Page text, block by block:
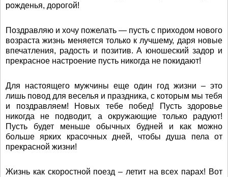
рожденья, дорогой!
Поздравляю и хочу пожелать — пусть с приходом нового
возраста жизнь меняется только к лучшему, даря новые
впечатления, радость и позитив. А юношеский задор и
прекрасное настроение пусть никогда не покидают!
Для настоящего мужчины еще один год жизни – это
лишь повод для веселья и праздника, с которым мы тебя
и поздравляем! Новых тебе побед! Пусть здоровье
никогда не подводит, а окружающие только радуют!
Пусть будет меньше обычных будней и как можно
больше ярких красочных дней, чтобы душа пела от
прекрасной жизни!
Жизнь как скоростной поезд – летит на всех парах! Вот